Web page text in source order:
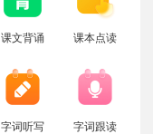
课文背诵 课本点读
字词听写 字词跟读